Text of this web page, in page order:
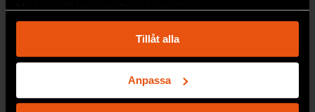
Med din tillåtelse skulle vi även vilja:
som kan ha en noggrannhet på upp till flera meter
Identifiera din enhet genom att aktivt skanna den
för specifika kännetecken (fingeravtryck)
Ta reda på mer om hur dina personliga uppgifter
Tillåt alla
Anpassa
ut.